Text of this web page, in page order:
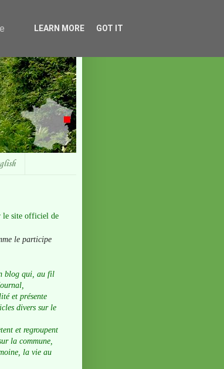
le site officiel de
le participe
blog qui, au fil
et présente
divers sur le
et regroupent
la commune,
la vie au
LEARN MORE GOT IT